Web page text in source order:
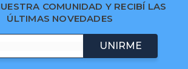
COMUNIDAD Y RECIBÍ LAS
ÚLTIMAS NOVEDADES
UNIRME